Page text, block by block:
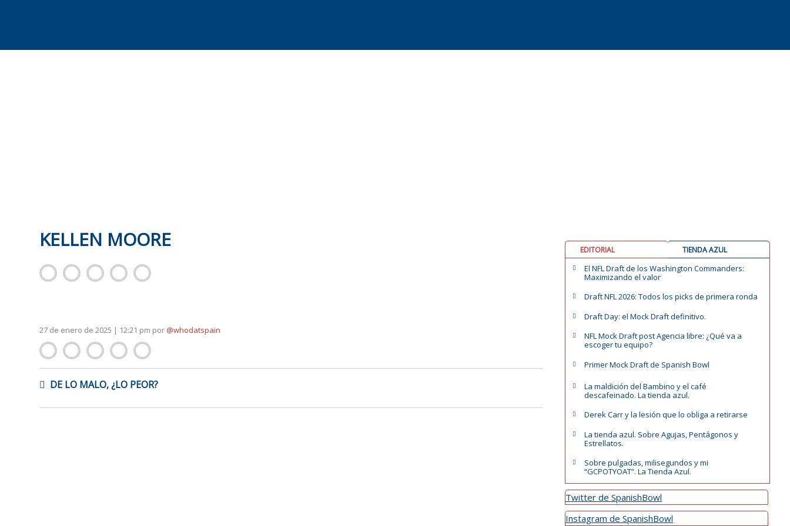
KELLEN MOORE
27 de enero de 2025 | 12:21 pm por @whodatspain
NAVEGACIÓN
DE
ENTRADAS
DE LO MALO, ¿LO PEOR?
EDITORIAL TIENDA AZUL
El NFL Draft de los Washington Commanders:
Maximizando el valor
Draft NFL 2026: Todos los picks de primera ronda
Draft Day: el Mock Draft definitivo.
NFL Mock Draft post Agencia libre: ¿Qué va a
escoger tu equipo?
Primer Mock Draft de Spanish Bowl
La maldición del Bambino y el café
descafeinado. La tienda azul.
Derek Carr y la lesión que lo obliga a retirarse
La tienda azul. Sobre Agujas, Pentágonos y
Estrellatos.
Sobre pulgadas, milisegundos y mi
“GCPOTYOAT”. La Tienda Azul.
Twitter de SpanishBowl
Instagram de SpanishBowl